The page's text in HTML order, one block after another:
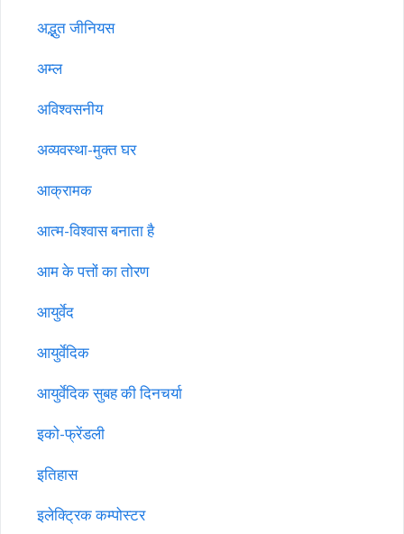
अद्भुत जीनियस
अम्ल
अविश्वसनीय
अव्यवस्था-मुक्त घर
आक्रामक
आत्म-विश्वास बनाता है
आम के पत्तों का तोरण
आयुर्वेद
आयुर्वेदिक
आयुर्वेदिक सुबह की दिनचर्या
इको-फ्रेंडली
इतिहास
इलेक्ट्रिक कम्पोस्टर